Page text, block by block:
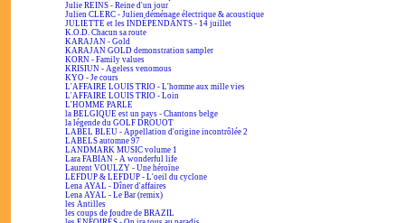
Julie REINS - Reine d'un jour
Julien CLERC - Julien déménage électrique & acoustique
JULIETTE et les INDÉPENDANTS - 14 juillet
K.O.D. Chacun sa route
KARAJAN - Gold
KARAJAN GOLD demonstration sampler
KORN - Family values
KRISIUN - Ageless venomous
KYO - Je cours
L'AFFAIRE LOUIS TRIO - L'homme aux mille vies
L'AFFAIRE LOUIS TRIO - Loin
L'HOMME PARLE
la BELGIQUE est un pays - Chantons belge
la légende du GOLF DROUOT
LABEL BLEU - Appellation d'origine incontrôlée 2
LABELS automne 97
LANDMARK MUSIC volume 1
Lara FABIAN - A wonderful life
Laurent VOULZY - Une héroïne
LEFDUP & LEFDUP - L'oeil du cyclone
Lena AYAL - Dîner d'affaires
Lena AYAL - Le Bar (remix)
les Antilles
les coups de foudre de BRAZIL